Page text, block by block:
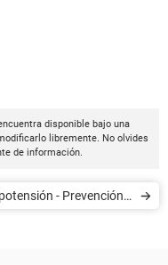
disponible bajo una
libremente. No olvides
de información.
- Prevención y